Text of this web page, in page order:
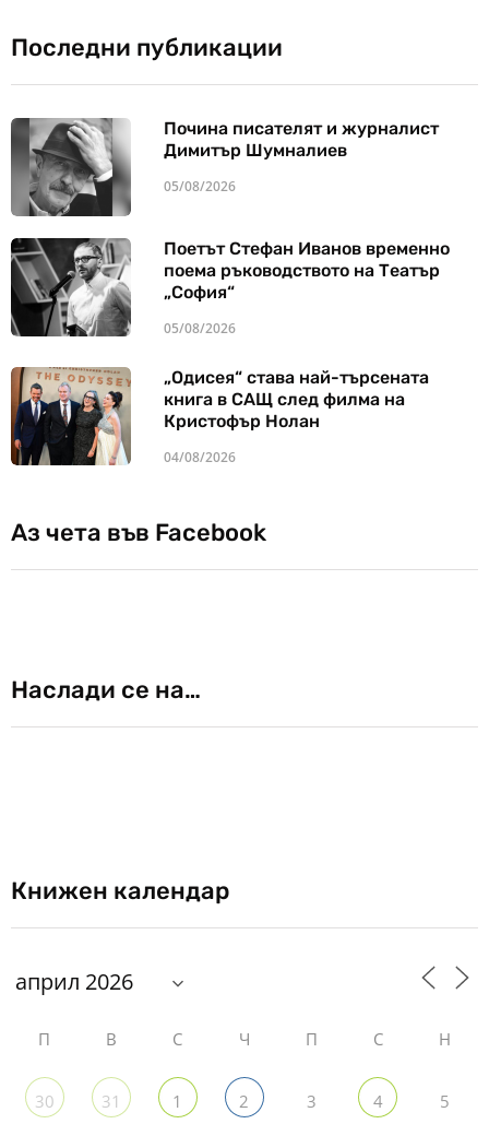
Последни публикации
Почина писателят и журналист
Димитър Шумналиев
05/08/2026
Поетът Стефан Иванов временно
поема ръководството на Театър
„София“
05/08/2026
„Одисея“ става най-търсената
книга в САЩ след филма на
Кристофър Нолан
04/08/2026
Аз чета във Facebook
Наслади се на…
Книжен календар
П В С Ч П С Н
30 31 1 2 3 4 5